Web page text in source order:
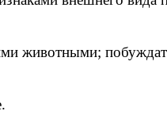
животными;